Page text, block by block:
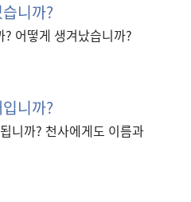
니까?
어떻게 생겨났습니까?
니까?
니까? 천사에게도 이름과